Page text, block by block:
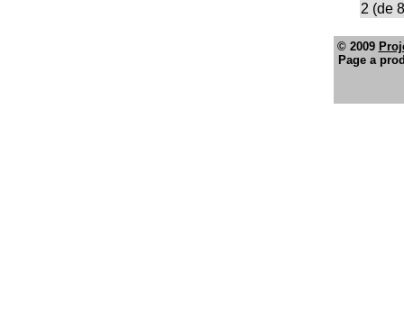
2 (de
© 2009
Page a